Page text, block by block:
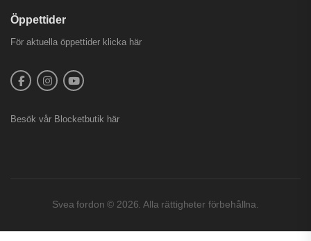
Öppettider
För aktuella öppettider klicka här
Besök vår Blocketbutik här
Svea fordon © 2026. Alla rättigheter förbehållna.